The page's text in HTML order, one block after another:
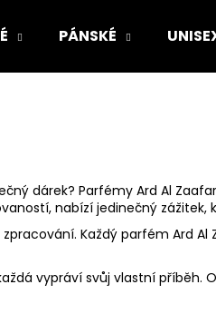
PÁNSKÉ
dárek? Parfémy Ard Al
nabízí jedinečný zážitek,
Každý parfém Ard
vypráví svůj vlastní
Doporučujeme